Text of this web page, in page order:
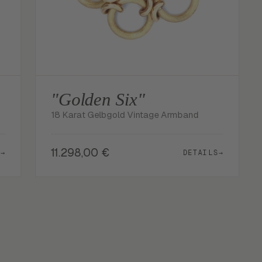
→
"Golden Six"
18 Karat Gelbgold Vintage Armband
11.298,00 € DETAILS→